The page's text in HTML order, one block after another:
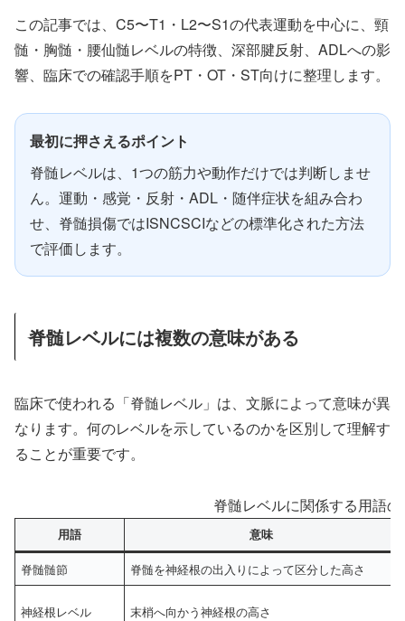
この記事では、C5〜T1・L2〜S1の代表運動を中心に、頸
髄・胸髄・腰仙髄レベルの特徴、深部腱反射、ADLへの影
響、臨床での確認手順をPT・OT・ST向けに整理します。
最初に押さえるポイント
脊髄レベルは、1つの筋力や動作だけでは判断しませ
ん。運動・感覚・反射・ADL・随伴症状を組み合わ
せ、脊髄損傷ではISNCSCIなどの標準化された方法
で評価します。
脊髄レベルには複数の意味がある
臨床で使われる「脊髄レベル」は、文脈によって意味が異
なります。何のレベルを示しているのかを区別して理解す
ることが重要です。
脊髄レベルに関係する用語
用語 意味
脊髄髄節 脊髄を神経根の出入りによって区分した高さ
神経根レベル 末梢へ向かう神経根の高さ